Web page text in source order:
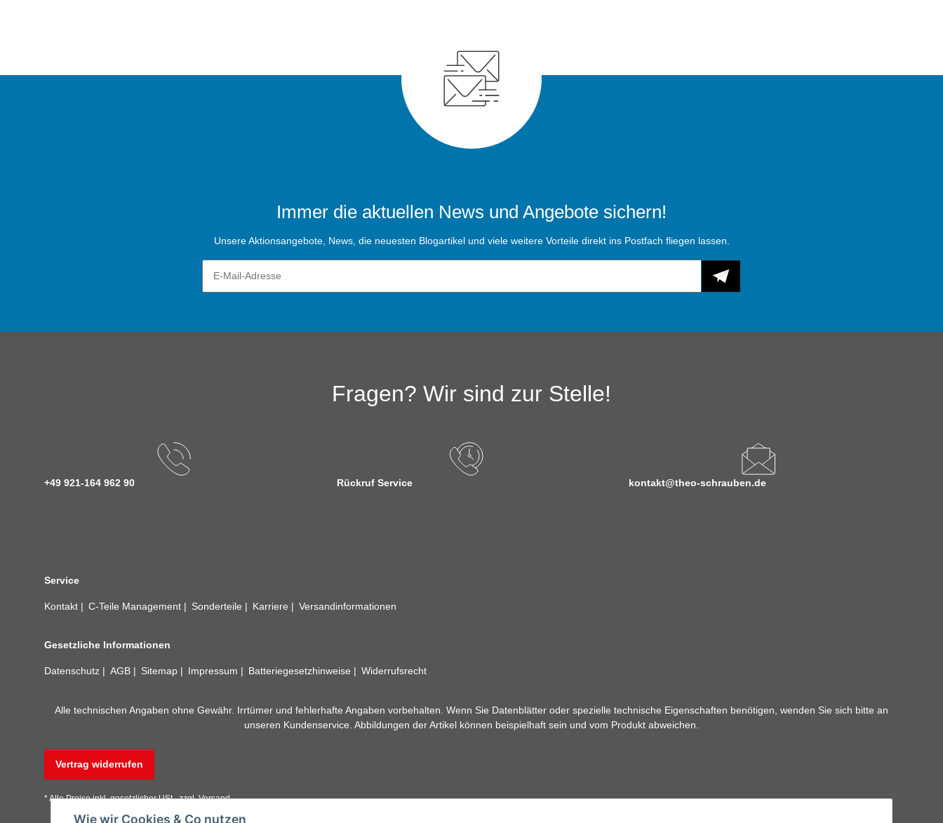
Wie wir Cookies & Co nutzen
Immer die aktuellen News und Angebote sichern!
Unsere Aktionsangebote, News, die neuesten Blogartikel und viele weitere Vorteile direkt ins Postfach fliegen lassen.
Fragen? Wir sind zur Stelle!
+49 921-164 962 90 Rückruf Service kontakt@theo-schrauben.de
Service
Kontakt C-Teile Management Sonderteile Karriere Versandinformationen
Gesetzliche Informationen
Datenschutz AGB Sitemap Impressum Batteriegesetzhinweise Widerrufsrecht
Alle technischen Angaben ohne Gewähr. Irrtümer und fehlerhafte Angaben vorbehalten. Wenn Sie Datenblätter oder spezielle technische Eigenschaften benötigen, wenden Sie sich bitte an
unseren Kundenservice. Abbildungen der Artikel können beispielhaft sein und vom Produkt abweichen.
Vertrag widerrufen
* Alle Preise inkl. gesetzlicher USt., zzgl.Versand